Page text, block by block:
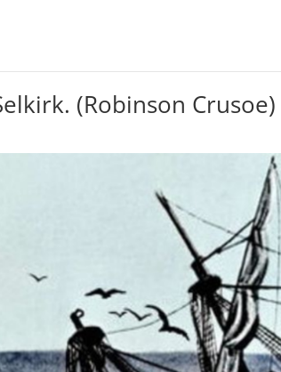
(Robinson Crusoe)